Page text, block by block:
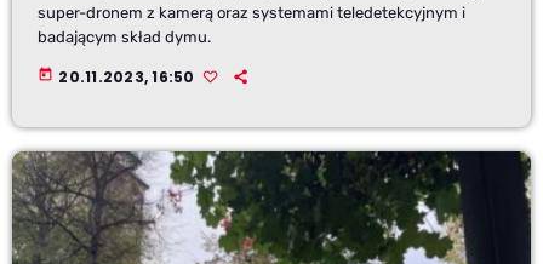
super-dronem z kamerą oraz systemami teledetekcyjnym i
badającym skład dymu.
today 20.11.2023, 16:50